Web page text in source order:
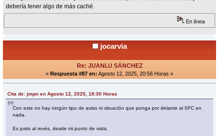
debería tener algo de más caché.
En línea
jocarvia
Re: JUANLU SÁNCHEZ
« Respuesta #87 en: Agosto 12, 2025, 20:56 Horas »
Cita de: jmpn en Agosto 12, 2025, 18:30 Horas
Con este no hay ningún tipo de aviso ni situación que ponga por delante al SFC en
nada.
Es justo al revés, desde mi punto de vista.